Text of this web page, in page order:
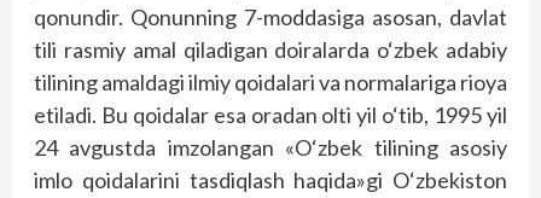
qonundir. Qonunning 7-moddasiga asosan, davlat
tili rasmiy amal qiladigan doiralarda o‘zbek adabiy
tilining amaldagi ilmiy qoidalari va normalariga rioya
etiladi. Bu qoidalar esa oradan olti yil o‘tib, 1995 yil
24 avgustda imzolangan «O‘zbek tilining asosiy
imlo qoidalarini tasdiqlash haqida»gi O‘zbekis­ton